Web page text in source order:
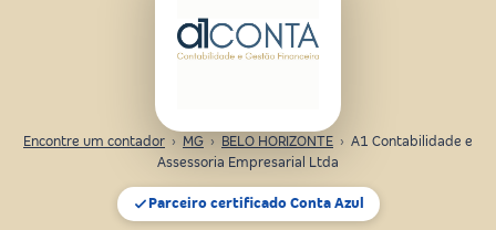
Encontre um contador › MG › BELO HORIZONTE › A1 Contabilidade e
Assessoria Empresarial Ltda
Parceiro certificado Conta Azul